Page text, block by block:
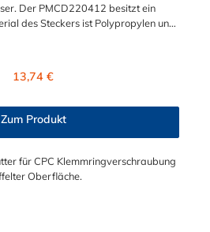
Der PMCD220412 besitzt ein
des Steckers ist Polypropylen und
Serie kombinieren.
Regulärer Preis:
13,74 €
Zum Produkt